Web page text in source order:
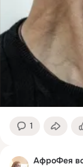
1
АфроФея